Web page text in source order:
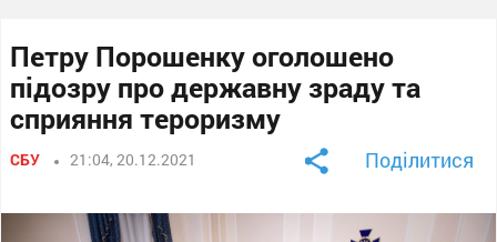
Петру Порошенку оголошено
підозру про державну зраду та
сприяння тероризму
СБУ 21:04, 20.12.2021 Поділитися